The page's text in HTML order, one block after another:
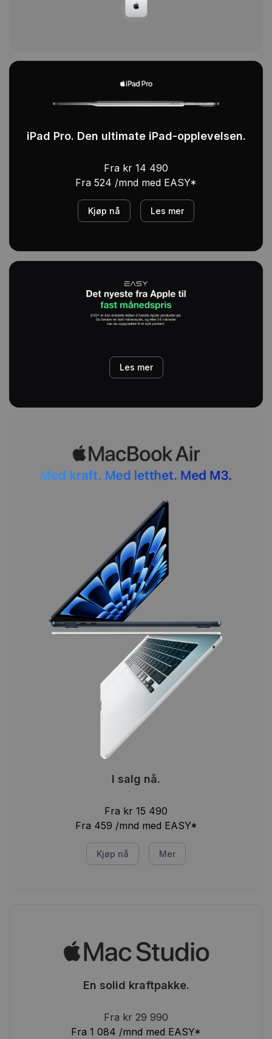
iPad Pro. Den ultimate iPad-opplevelsen.
Fra kr 14 490
Fra 524 /mnd med EASY*
Kjøp nå Les mer
Les mer
I salg nå.
Fra kr 15 490
Fra 459 /mnd med EASY*
Kjøp nå Mer
En solid kraftpakke.
Fra kr 29 990
Fra 1 084 /mnd med EASY*